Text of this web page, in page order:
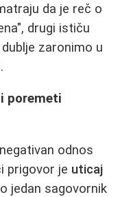
da je reč o
drugi ističu
zaronimo u
poremeti
odnos
prigovor je uticaj
jedan sagovornik